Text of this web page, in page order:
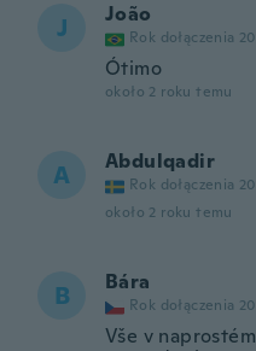
J João
Rok dołączenia
Ótimo
około 2 roku temu
A Abdulqadir
Rok dołączenia
około 2 roku temu
B Bára
Rok dołączenia
Vše v